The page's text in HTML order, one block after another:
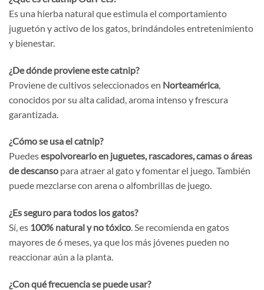
Es una hierba natural que estimula el comportamiento
juguetón y activo de los gatos, brindándoles entretenimiento
y bienestar.
¿De dónde proviene este catnip?
Proviene de cultivos seleccionados en Norteamérica
conocidos por su alta calidad, aroma intenso y frescura
garantizada.
¿Cómo se usa el catnip?
Puedesespolvorearlo en juguetes, rascadores, camas o áreas
de descanso para atraer al gato y fomentar el juego. También
puede mezclarse con arena o alfombrillas de juego.
¿Es seguro para todos los gatos?
Sí, es 100% natural y no tóxico. Se recomienda en gatos
mayores de 6 meses, ya que los más jóvenes pueden no
reaccionar aún a la planta.
¿Con qué frecuencia se puede usar?